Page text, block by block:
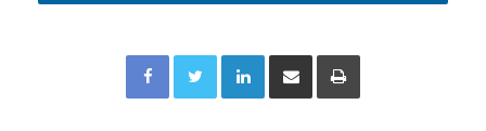
(UTICA) avec l’appui du ministère de la santé.
FacebookTwitterLinkedinPartager par email Imprimer